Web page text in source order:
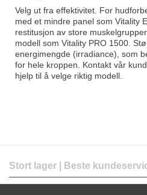
Velg ut fra effektivitet. For
med et mindre panel som Vitality
restitusjon av store
modell som Vitality PRO 1500.
energimengde (irradiance), som
for hele kroppen. Kontakt vår
hjelp til å velge riktig modell.
Stort lager | Beste